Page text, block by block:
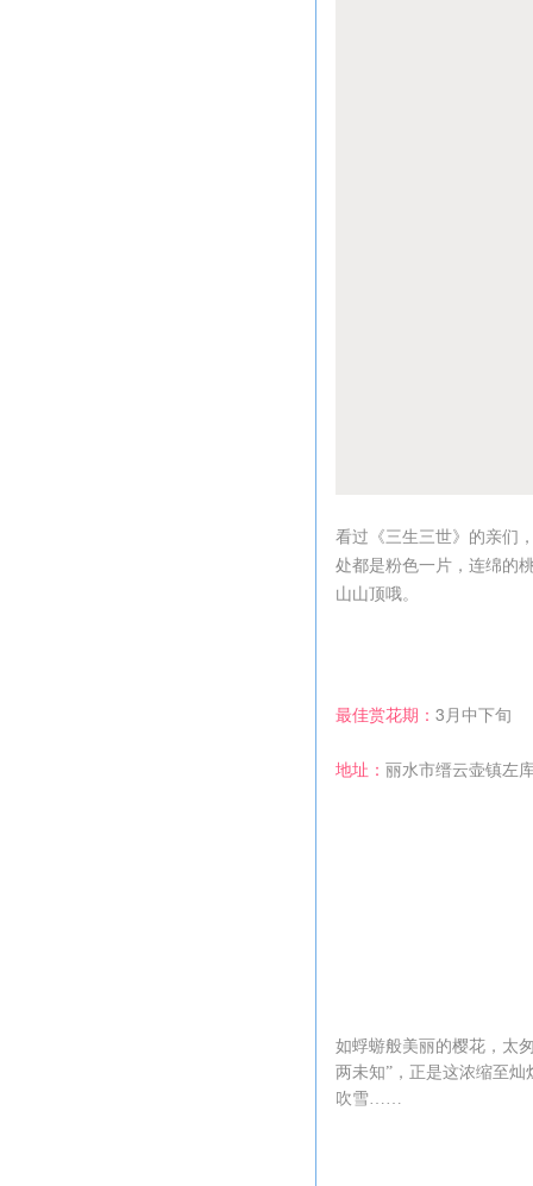
看过《三生三世》的亲们
处都是粉色一片，连绵的
山山顶哦。
最佳赏花期： 3月中下旬
地址： 丽水市缙云壶镇左
如蜉蝣般美丽的樱花，太
两未知”，正是这浓缩至
吹雪……